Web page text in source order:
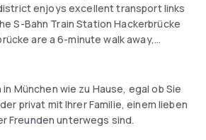
enjoys excellent transport links
S-Bahn Train Station Hackerbrücke
are a 6-minute walk away,
to Munich Central Station and
and apartments are equipped
WiFi, a flat-screen TV, a safe
in München wie zu Hause, egal ob Sie
privat mit Ihrer Familie, einem lieben
Freunden unterwegs sind.